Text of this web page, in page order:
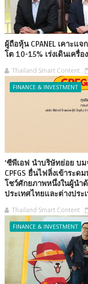
ผู้ถือหุ้น CPANEL เคาะ
โต 10-15% เร่งเดินเครื่
Thailand Smart Content
FINANCE & INVESTMENT
‘ซีพีเอฟ นำบริษัทย่อย บ
CPFGS ยื่นไฟลิ่งเข้าระ
โชว์ศักยภาพหนึ่งในผู้นำ
ประเทศไทยและต่างประ
Thailand Smart Content
FINANCE & INVESTMENT